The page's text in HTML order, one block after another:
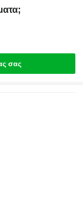
σας